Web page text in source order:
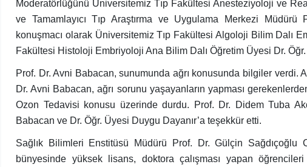
Moderatörlüğünü Üniversitemiz Tıp Fakültesi Anesteziyoloji ve
ve Tamamlayıcı Tıp Araştırma ve Uygulama Merkezi Müdürü
konuşmacı olarak Üniversitemiz Tıp Fakültesi Algoloji Bilim Dalı
Fakültesi Histoloji Embriyoloji Ana Bilim Dalı Öğretim Üyesi Dr. Öğr.
Prof. Dr. Avni Babacan, sunumunda ağrı konusunda bilgiler verdi.
Dr. Avni Babacan, ağrı sorunu yaşayanların yapması
Ozon Tedavisi konusu üzerinde durdu. Prof. Dr. Didem Tuba
Babacan ve Dr. Öğr. Üyesi Duygu Dayanır’a teşekkür etti.
Sağlık Bilimleri Enstitüsü Müdürü Prof. Dr. Gülçin Sağdıçoğlu
bünyesinde yüksek lisans, doktora çalışması yapan